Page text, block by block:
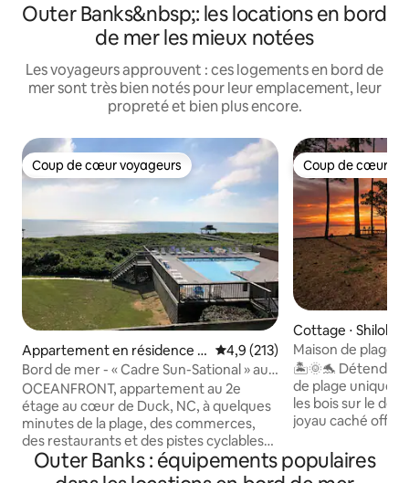
Outer Banks&nbsp;: les locations en bord
de mer les mieux notées
Les voyageurs approuvent : ces logements en bord de
mer sont très bien notés pour leur emplacement, leur
propreté et bien plus encore.
Coup de cœur voyageurs
Coup de cœur voyageurs
Appartement en résidence ⋅
Kitty Hawk
Évaluation moyenne sur la
4,9 (213)
Bord de mer - « Cadre Sun-Sational » au
cœur de Duck
OCEANFRONT, appartement au 2e
étage au cœur de Duck, NC, à quelques
minutes de la plage, des commerces,
des restaurants et des pistes cyclables
publiques de cette charmante ville.
Nouveau plancher, appareils
Coup de cœur
Coup de cœur
Cottage ⋅ Shiloh
Maison de plage
rivage isolé
🏝️🌞🐬 Détendez-
de plage unique
les bois sur le
joyau caché offre
faune est
cette escapade
Outer Banks : équipements populaires